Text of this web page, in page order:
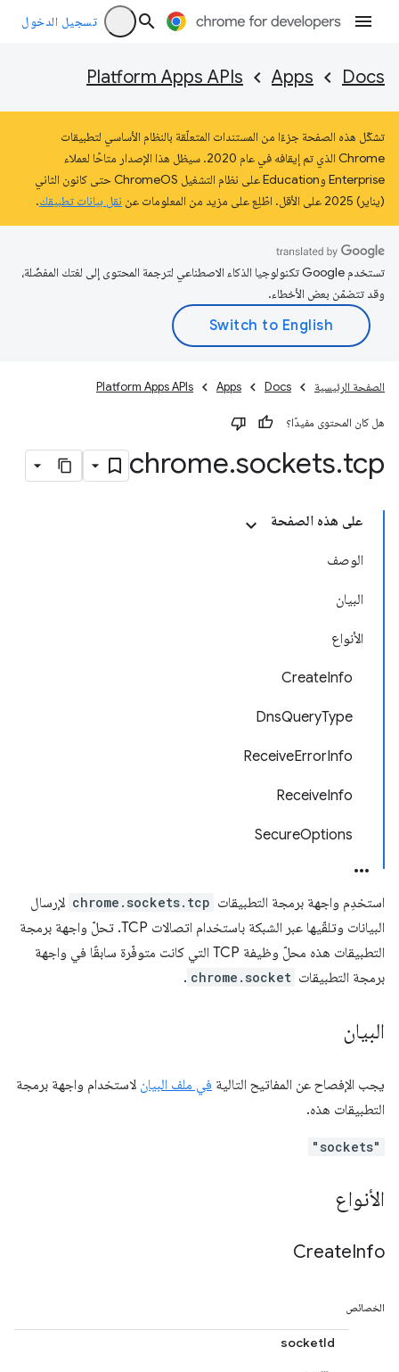
تسجيل الدخول
Docs
Apps
Platform Apps APIs
تشكّل هذه الصفحة جزءًا من المستندات المتعلّقة بالنظام الأساسي لتطبيقات
Chrome الذي تم إيقافه في عام 2020. سيظل هذا الإصدار متاحًا لعملاء
Enterprise وEducation على نظام التشغيل ChromeOS حتى كانون الثاني
(يناير) 2025 على الأقل. اطّلِع على مزيد من المعلومات عن
نقل بيانات تطبيقك.
تستخدم Google تكنولوجيا الذكاء الاصطناعي لترجمة المحتوى إلى لغتك المفضّلة،
وقد تتضمّن بعض الأخطاء.
الصفحة الرئيسية Docs
Apps
Platform Apps APIs
هل كان المحتوى مفيدًا؟
chrome.sockets.tcp
على هذه الصفحة
الوصف
البيان
الأنواع
CreateInfo
DnsQueryType
ReceiveErrorInfo
ReceiveInfo
SecureOptions
استخدِم واجهة برمجة التطبيقات chrome.sockets.tcp لإرسال
البيانات وتلقّيها عبر الشبكة باستخدام اتصالات TCP. تحلّ واجهة برمجة
التطبيقات هذه محلّ وظيفة TCP التي كانت متوفّرة سابقًا في واجهة
برمجة التطبيقات chrome.socket
.
البيان
يجب الإفصاح عن المفاتيح التالية في ملف البيان لاستخدام واجهة برمجة
التطبيقات هذه.
"sockets"
الأنواع
CreateInfo
الخصائص
socketId